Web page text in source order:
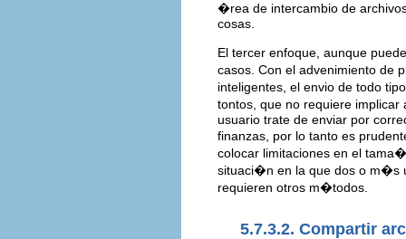
�rea de intercambio de
cosas.
El tercer enfoque, aunque
casos. Con el advenimiento de
inteligentes, el envio de todo
tontos, que no requiere
usuario trate de enviar por
finanzas, por lo tanto es
colocar limitaciones en el
situaci�n en la que dos o m�s
requieren otros m�todos.
5.7.3.2. Compartir